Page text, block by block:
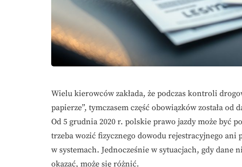
Wielu kierowców zakłada, że podczas kontroli
papierze”, tymczasem część obowiązków została
Od 5 grudnia 2020 r. polskie prawo jazdy może być
trzeba wozić fizycznego dowodu rejestracyjnego ani
w systemach. Jednocześnie w sytuacjach, gdy dane
okazać, może się różnić.